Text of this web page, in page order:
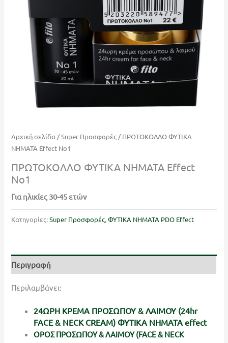
Αρχική σελίδα/Super Προσφορές/ ΠΡΩΤΟΚΟΛΛΟ ΦΥΤΙΚΑ
ΝΗΜΑΤΑ Effect Νο1
ΠΡΩΤΟΚΟΛΛΟ ΦΥΤΙΚΑ ΝΗΜΑΤΑ Effect
Νο1
Για ηλικίες 30-45 ετών
Κατηγορίες:Super Προσφορές,ΦΥΤΙΚΑ ΝΗΜΑΤΑ PDO Effect
Περιγραφή
Περιλαμβάνει:
24ΩΡΗ ΚΡΕΜΑ ΠΡΟΣΩΠΟΥ & ΛΑΙΜΟΥ (24hr
FACE & NECK CREAM) ΦΥΤΙΚΑ ΝΗΜΑΤΑ effect
ΟΡΟΣ ΠΡΟΣΩΠΟΥ & ΛΑΙΜΟΥ (FACE & NECK